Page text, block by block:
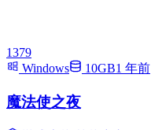
1379
Windows
10GB1 年前
魔法使之夜